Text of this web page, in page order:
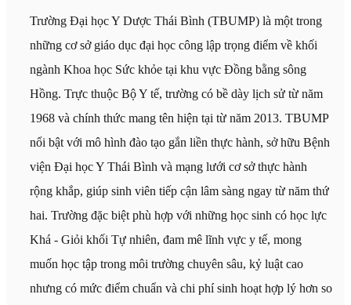
Trường Đại học Y Dược Thái Bình (TBUMP) là một trong
những cơ sở giáo dục đại học công lập trọng điểm về khối
ngành Khoa học Sức khỏe tại khu vực Đồng bằng sông
Hồng. Trực thuộc Bộ Y tế, trường có bề dày lịch sử từ năm
1968 và chính thức mang tên hiện tại từ năm 2013. TBUMP
nổi bật với mô hình đào tạo gắn liền thực hành, sở hữu Bệnh
viện Đại học Y Thái Bình và mạng lưới cơ sở thực hành
rộng khắp, giúp sinh viên tiếp cận lâm sàng ngay từ năm thứ
hai. Trường đặc biệt phù hợp với những học sinh có học lực
Khá - Giỏi khối Tự nhiên, đam mê lĩnh vực y tế, mong
muốn học tập trong môi trường chuyên sâu, kỷ luật cao
nhưng có mức điểm chuẩn và chi phí sinh hoạt hợp lý hơn so